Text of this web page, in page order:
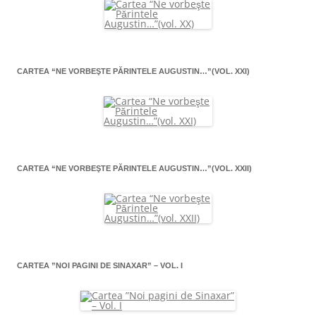
CARTEA “NE VORBEŞTE PĂRINTELE AUGUSTIN…”(VOL. XXI)
CARTEA “NE VORBEŞTE PĂRINTELE AUGUSTIN…”(VOL. XXII)
CARTEA ”NOI PAGINI DE SINAXAR” – VOL. I